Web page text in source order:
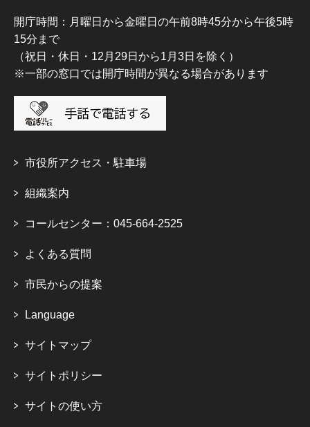
開庁時間：月曜日から金曜日の午前8時45分から午後5時
15分まで
（祝日・休日・12月29日から1月3日を除く）
※一部の窓口では開庁時間が異なる場合があります
市役所アクセス・駐車場
組織案内
コールセンター：045-664-2525
よくある質問
市民からの提案
Language
サイトマップ
サイトポリシー
サイトの使い方